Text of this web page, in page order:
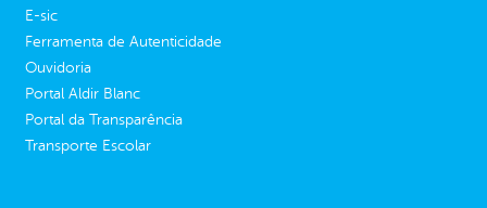
E-sic
Ferramenta de Autenticidade
Ouvidoria
Portal Aldir Blanc
Portal da Transparência
Transporte Escolar